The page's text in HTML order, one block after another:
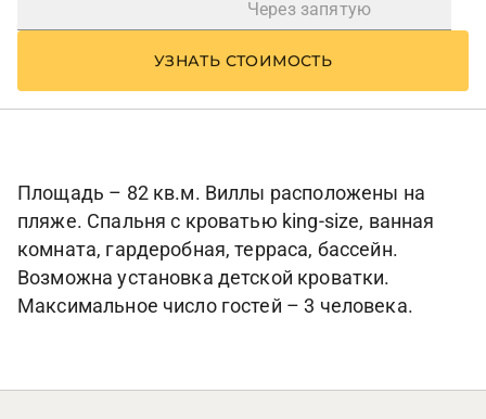
УЗНАТЬ СТОИМОСТЬ
Площадь – 82 кв.м. Виллы расположены на
пляже. Спальня с кроватью king-size, ванная
комната, гардеробная, терраса, бассейн.
Возможна установка детской кроватки.
Максимальное число гостей – 3 человека.